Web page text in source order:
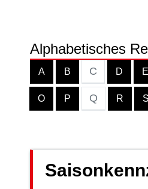
Alphabetisches
A B C D E
O P Q R S